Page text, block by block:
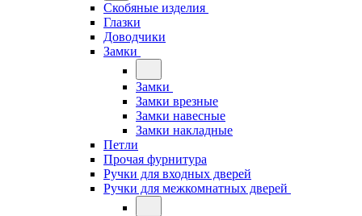
Скобяные изделия
Глазки
Доводчики
Замки
Замки
Замки врезные
Замки навесные
Замки накладные
Петли
Прочая фурнитура
Ручки для входных дверей
Ручки для межкомнатных дверей